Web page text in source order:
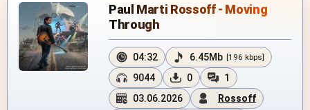
Paul Marti Rossoff - Moving
Through
04:32 6.45Mb [196 kbps]
9044 0
1
03.06.2026
Rossoff